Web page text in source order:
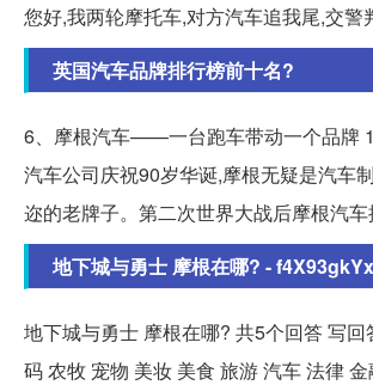
您好,我两轮摩托车,对方汽车追我尾,交警
英国汽车品牌排行榜前十名?
6、摩根汽车——一台跑车带动一个品牌
汽车公司庆祝90岁华诞,摩根无疑是汽车
迩的老牌子。第二次世界大战后摩根汽车
地下城与勇士 摩根在哪? -
地下城与勇士 摩根在哪? 共5个回答 写回
码 农牧 宠物 美妆 美食 旅游 汽车 法律